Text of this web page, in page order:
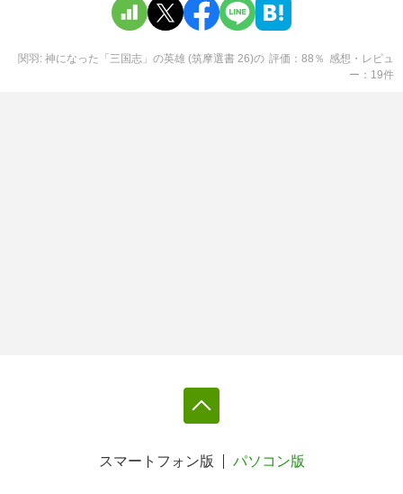
関羽: 神になった「三国志」の英雄 (筑摩選書 26)の 評価 88 ％ 感想・レビュ
ー
19件
スマートフォン版 パソコン版